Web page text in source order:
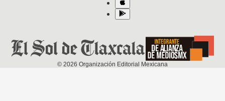
© 2026 Organización Editorial Mexicana